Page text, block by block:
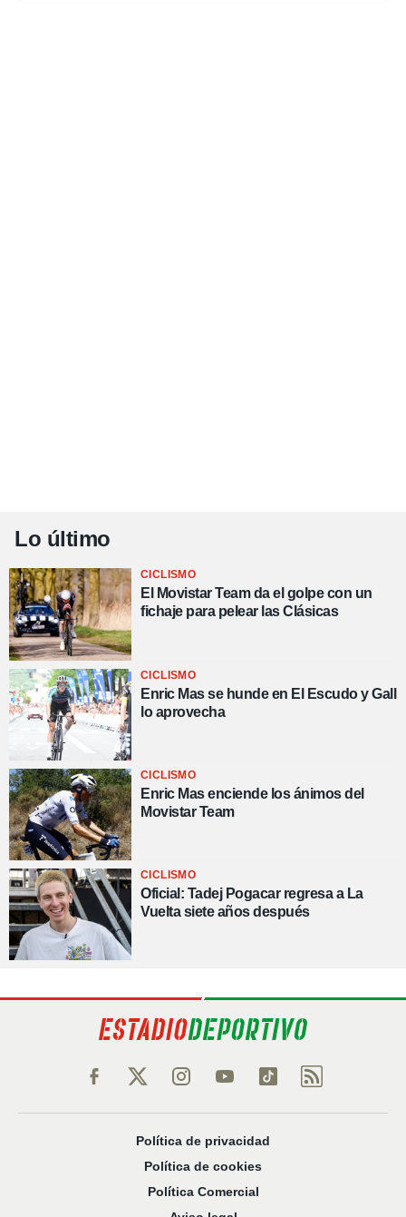
Lo último
CICLISMO
El Movistar Team da el golpe con un
fichaje para pelear las Clásicas
CICLISMO
Enric Mas se hunde en El Escudo y Gall
lo aprovecha
CICLISMO
Enric Mas enciende los ánimos del
Movistar Team
CICLISMO
Oficial: Tadej Pogacar regresa a La
Vuelta siete años después
Política de privacidad
Política de cookies
Política Comercial